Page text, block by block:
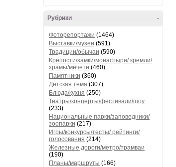
-
Рубрики
Фоторепортажи (1464)
Выставки/музеи (591)
Традиции/обычаи (590)
Крепости/замки/монастыри/ кремли/
храмы/мечети (460)
Памятники (360)
Детская тема (307)
Блюда/кухня (250)
Театры/концерты/фестивали/шоу
(233)
Национальные парки/заповедники/
зоопарки (217)
Игры/конкурсы/тесты/ рейтинги/
голосования (214)
Железные дороги/метро/трамваи
(190)
Планы/маршруты (166)